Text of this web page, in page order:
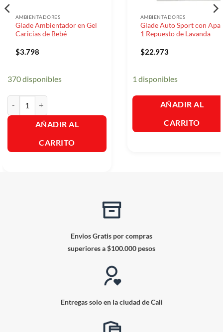
AMBIENTADORES
Glade Ambientador en Gel
Caricias de Bebé
$3.798
370 disponibles
Glade Ambientador en Gel Caricias de Bebé cantidad
AÑADIR AL
CARRITO
AMBIENTADORES
Glade Auto Sport con
1 Repuesto de Lavanda
$22.973
1 disponibles
AÑADIR AL
CARRITO
Envios Gratis por compras
superiores a $100.000 pesos
Entregas solo en la ciudad de Cali